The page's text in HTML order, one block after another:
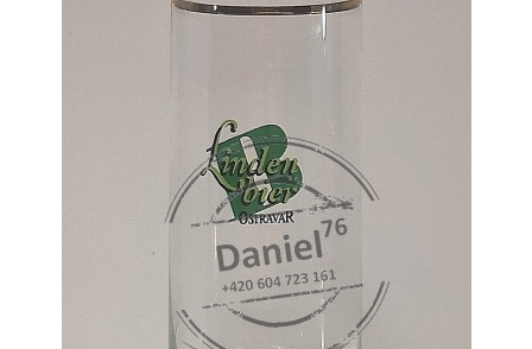
SKLENICE NA VÝMĚNU
KOUPÍM STARŠÍ PIVNÍ SKLENICE 604 723 161